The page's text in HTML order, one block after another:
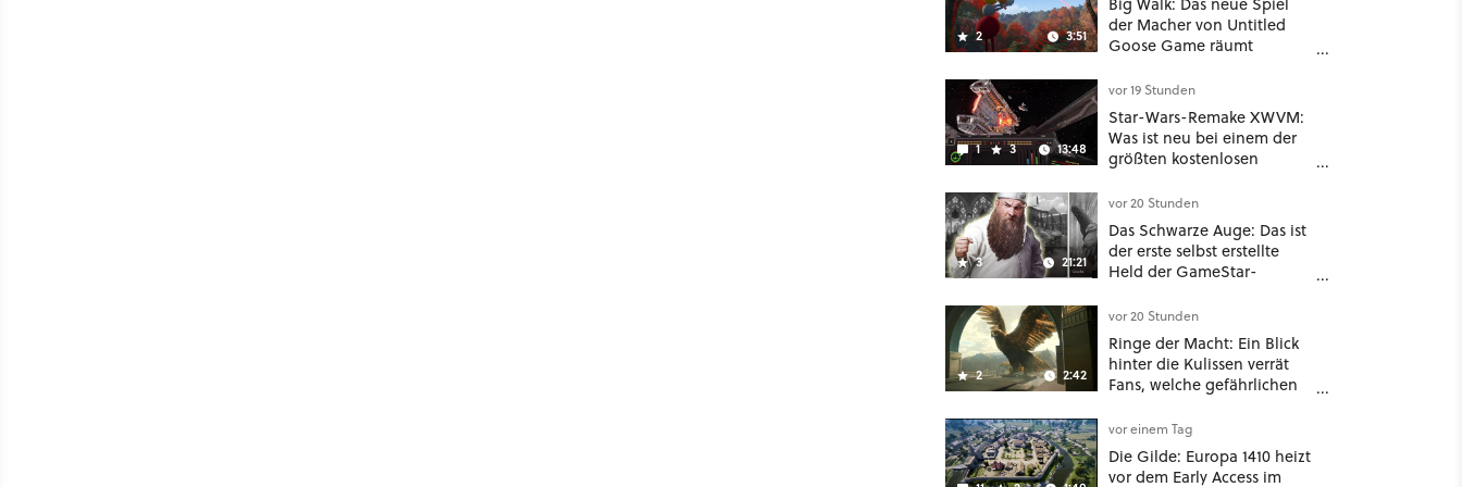
2 3:51
der Macher von Untitled
Goose Game räumt
Konventionen auf
1 3 13:48
vor 19 Stunden
Star-Wars-Remake XWVM:
Was ist neu bei einem der
größten kostenlosen
3 21:21
vor 20 Stunden
Das Schwarze Auge: Das ist
der erste selbst erstellte
Held der GameStar-
2 2:42
vor 20 Stunden
Ringe der Macht: Ein Blick
hinter die Kulissen verrät
Fans, welche gefährlichen
warten
vor einem Tag
Die Gilde: Europa 1410 heizt
vor dem Early Access im